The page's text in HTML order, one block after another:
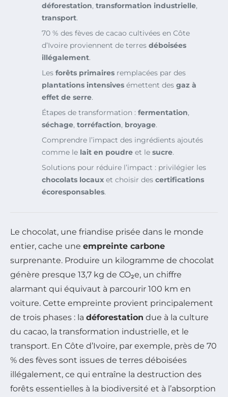
déforestation, transformation industrielle,
transport.
70 % des fèves de cacao cultivées en Côte
d’Ivoire proviennent de terres déboisées
illégalement.
Les forêts primaires remplacées par des
plantations intensives émettent des gaz à
effet de serre.
Étapes de transformation : fermentation,
séchage, torréfaction, broyage.
Comprendre l’impact des ingrédients ajoutés
comme le lait en poudre et le sucre.
Solutions pour réduire l’impact : privilégier les
chocolats locaux et choisir des certifications
écoresponsables.
Le chocolat, une friandise prisée dans le monde
entier, cache une empreinte carbone
surprenante. Produire un kilogramme de chocolat
génère presque 13,7 kg de CO₂e, un chiffre
alarmant qui équivaut à parcourir 100 km en
voiture. Cette empreinte provient principalement
de trois phases : la déforestation due à la culture
du cacao, la transformation industrielle, et le
transport. En Côte d’Ivoire, par exemple, près de 70
% des fèves sont issues de terres déboisées
illégalement, ce qui entraîne la destruction des
forêts essentielles à la biodiversité et à l’absorption